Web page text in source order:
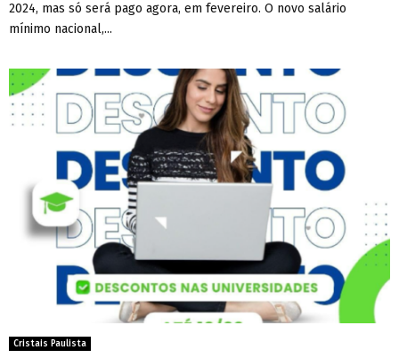
2024, mas só será pago agora, em fevereiro. O novo salário
mínimo nacional,...
Cristais Paulista